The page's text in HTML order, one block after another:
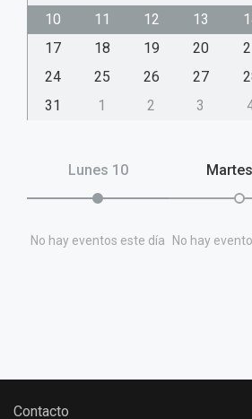
10
11 12 13
17
18 19 20
24
25 26 27
31
1 2 3
Lunes 10
No hay eventos este día
Martes
No hay
Contacto